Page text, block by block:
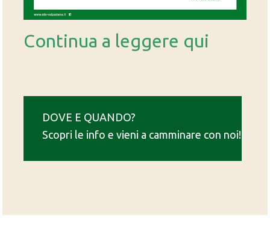
Continua a leggere qui
DOVE E QUANDO?
Scopri le info e vieni a camminare con noi!